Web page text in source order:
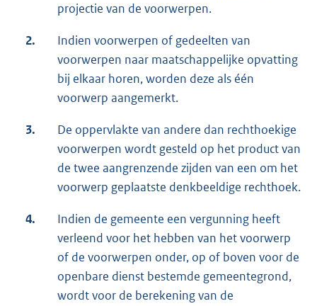
projectie van de voorwerpen.
2.
Indien voorwerpen of gedeelten van
voorwerpen naar maatschappelijke opvatting
bij elkaar horen, worden deze als één
voorwerp aangemerkt.
3.
De oppervlakte van andere dan rechthoekige
voorwerpen wordt gesteld op het product van
de twee aangrenzende zijden van een om het
voorwerp geplaatste denkbeeldige rechthoek.
4.
Indien de gemeente een vergunning heeft
verleend voor het hebben van het voorwerp
of de voorwerpen onder, op of boven voor de
openbare dienst bestemde gemeentegrond,
wordt voor de berekening van de